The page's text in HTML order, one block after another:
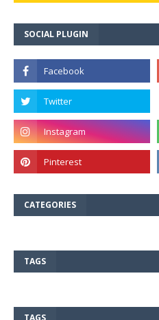
SOCIAL PLUGIN
CATEGORIES
TAGS